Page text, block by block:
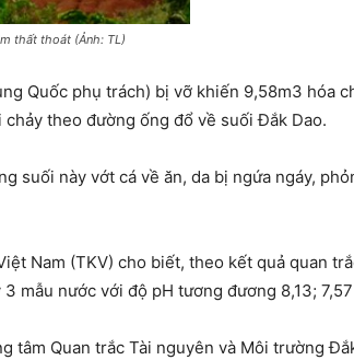
thất thoát (Ảnh: TL)
Quốc phụ trách) bị vỡ khiến 9,58m3 hóa
theo đường ống đổ về suối Đắk Dao.
suối này vớt cá về ăn, da bị ngứa ngáy,
Nam (TKV) cho biết, theo kết quả quan
nước với độ pH tương đương 8,13; 7,57
tâm Quan trắc Tài nguyên và Môi trường